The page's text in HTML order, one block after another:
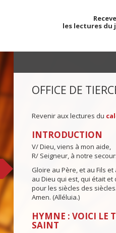
les lectures du
OFFICE DE
Revenir aux lectures du
INTRODUCTION
V/ Dieu, viens à mon aide,
R/ Seigneur, à notre
Gloire au Père, et au Fils et
au Dieu qui est, qui était et
pour les siècles des siècles.
Amen. (Alléluia.)
HYMNE : VOICI LE
SAINT